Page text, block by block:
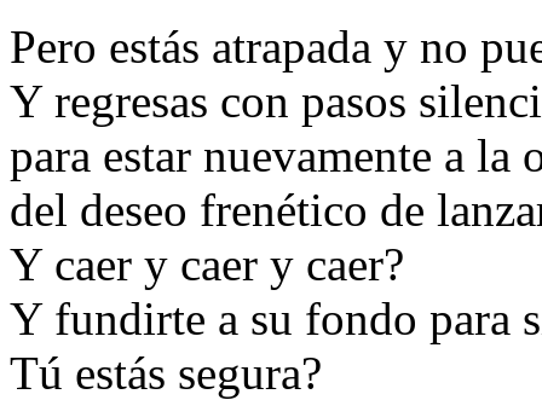
Pero estás atrapada y no
Y regresas con pasos
para estar nuevamente a
del deseo frenético de
Y caer y caer y caer?
Y fundirte a su fondo para
Tú estás segura?